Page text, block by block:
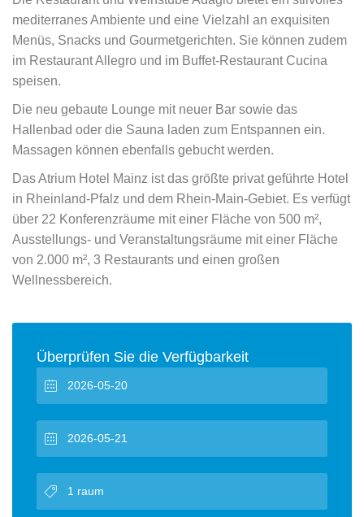
mediterranes Ambiente und eine Vielzahl an exquisiten
Menüs, Snacks und Gourmetgerichten. Sie können zudem
im Restaurant Allegro und im Buffet-Restaurant Cucina
speisen.
Die neu gebaute Lounge mit neuer Bar sowie das
Hallenbad oder die Sauna laden zum Entspannen ein.
Massagen können ebenfalls gebucht werden.
Das Atrium Hotel Mainz ist das größte privat geführte Hotel
in Rheinland-Pfalz und dem Rhein-Main-Gebiet. Es verfügt
über 22 Konferenzräume mit einer Fläche von 500 m²,
Ausstellungs- und Veranstaltungsräume mit einer Fläche
von 2.000 m², 3 Restaurants und einen großen
Wellnessbereich.
Überprüfen Sie die Verfügbarkeit